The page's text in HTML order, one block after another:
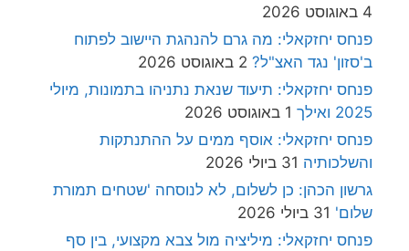
4 באוגוסט 2026
פנחס יחזקאלי: מה גרם להנהגת היישוב לפתוח
ב'סזון' נגד האצ"ל? 2 באוגוסט 2026
פנחס יחזקאלי: תיעוד שנאת נתניהו בתמונות, מיולי
2025 ואילך
1 באוגוסט 2026
פנחס יחזקאלי: אוסף ממים על ההתנתקות
והשלכותיה 31 ביולי 2026
גרשון הכהן: כן לשלום, לא לנוסחה 'שטחים תמורת
שלום' 31 ביולי 2026
פנחס יחזקאלי: מיליציה מול צבא מקצועי, בין סף